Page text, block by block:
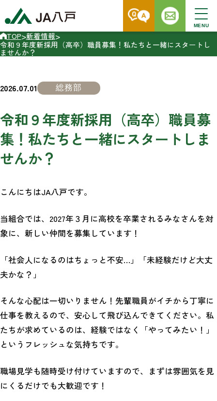
MENU
TOP>新着情報>
令和９年度新採用（高卒）職員募集！私たちと一緒にスタートし
ませんか？
2026.07.01 総務部
令和９年度新採用（高卒）職員募
集！私たちと一緒にスタートしま
せんか？
こんにちはJA八戸です。
当組合では、2027年３月に高校を卒業されるみなさんを対
象に、新しい仲間を募集しています！
「社会人になるのはちょっと不安…」「未経験だけど大丈
夫かな？」
そんな心配は一切いりません！先輩職員がイチから丁寧に
仕事を教えるので、安心して飛び込んできてください。私
たちが求めているのは、経験ではなく「やってみたい！」
というフレッシュな気持ちです。
職場見学も随時受け付けていますので、まずは雰囲気を見
にくるだけでも大歓迎です！